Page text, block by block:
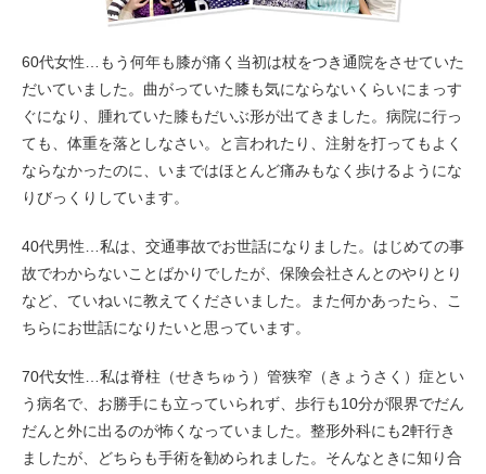
60代女性…もう何年も膝が痛く当初は杖をつき通院をさせていた
だいていました。曲がっていた膝も気にならないくらいにまっす
ぐになり、腫れていた膝もだいぶ形が出てきました。病院に行っ
ても、体重を落としなさい。と言われたり、注射を打ってもよく
ならなかったのに、いまではほとんど痛みもなく歩けるようにな
りびっくりしています。
40代男性…私は、交通事故でお世話になりました。はじめての事
故でわからないことばかりでしたが、保険会社さんとのやりとり
など、ていねいに教えてくださいました。また何かあったら、こ
ちらにお世話になりたいと思っています。
70代女性…私は脊柱（せきちゅう）管狭窄（きょうさく）症とい
う病名で、お勝手にも立っていられず、歩行も10分が限界でだん
だんと外に出るのが怖くなっていました。整形外科にも2軒行き
ましたが、どちらも手術を勧められました。そんなときに知り合